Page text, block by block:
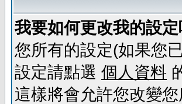
我要如何更改我的設
您所有的設定(如果您
設定請點選 個人資料
這樣將會允許您改變